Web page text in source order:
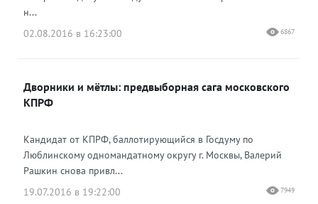
н...
02.08.2016 в 16:23:00
6867
Дворники и мётлы: предвыборная сага московского
КПРФ
Кандидат от КПРФ, баллотирующийся в Госдуму по
Люблинскому одномандатному округу г. Москвы, Валерий
Рашкин снова привл...
19.07.2016 в 19:22:00
7949